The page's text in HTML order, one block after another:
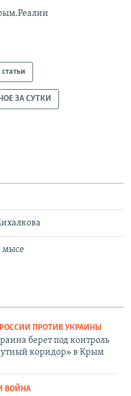
статьи
ЗА СУТКИ
мысе
ПРОТИВ УКРАИНЫ
берет под контроль
коридор» в Крым
ВОЙНА